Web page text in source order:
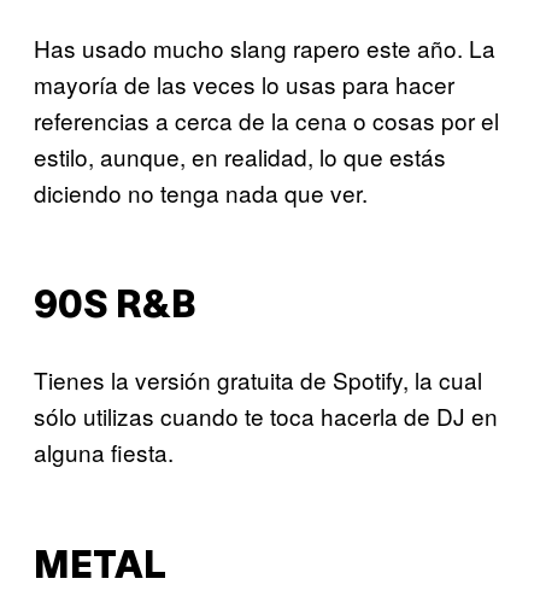
Has usado mucho slang rapero este año. La
mayoría de las veces lo usas para hacer
referencias a cerca de la cena o cosas por el
estilo, aunque, en realidad, lo que estás
diciendo no tenga nada que ver.
90S R&B
Tienes la versión gratuita de Spotify, la cual
sólo utilizas cuando te toca hacerla de DJ en
alguna fiesta.
METAL